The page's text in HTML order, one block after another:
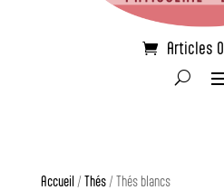
Articles 0
Accueil /Thés/ Thés blancs